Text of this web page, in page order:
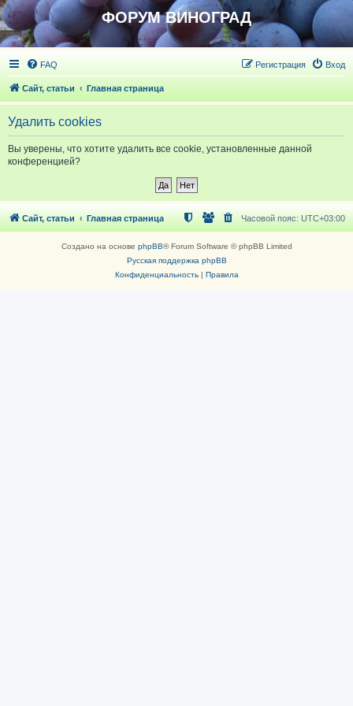
ФОРУМ ВИНОГРАД
FAQ Вход
Регистрация
Сайт, статьи Главная страница
Удалить cookies
Вы уверены, что хотите удалить все cookie, установленные данной
конференцией?
Сайт, статьи Главная страница Часовой пояс: UTC+03:00
Создано на основе phpBB® Forum Software © phpBB Limited
Русская поддержка phpBB
Конфиденциальность| Правила